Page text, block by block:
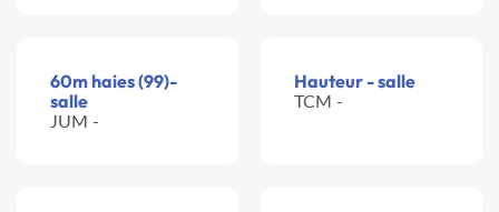
60m haies (99)-
salle
JUM -
Hauteur - salle
TCM -